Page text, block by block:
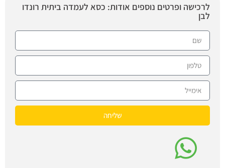
לרכישה ופרטים נוספים אודות: כסא לעמדה ביתית רונדו
לבן
שליחה